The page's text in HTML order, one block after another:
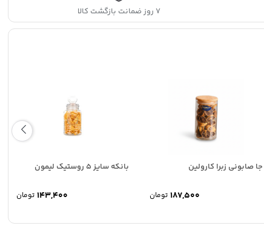
۷ روز ضمانت بازگشت کالا
جا صابونی زبرا کارولین
تومان
بانکه سایز 5 روستیک لیمون
تومان